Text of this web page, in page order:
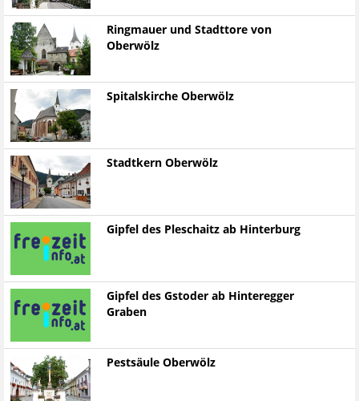
Ringmauer und Stadttore von
Oberwölz
Spitalskirche Oberwölz
Stadtkern Oberwölz
Gipfel des Pleschaitz ab Hinterburg
Gipfel des Gstoder ab Hinteregger
Graben
Pestsäule Oberwölz